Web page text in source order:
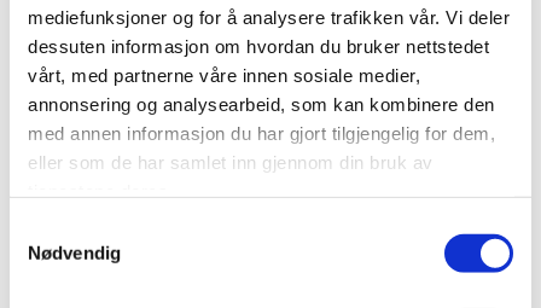
mediefunksjoner og for å analysere trafikken vår. Vi deler
dessuten informasjon om hvordan du bruker nettstedet
vårt, med partnerne våre innen sosiale medier,
annonsering og analysearbeid, som kan kombinere den
med annen informasjon du har gjort tilgjengelig for dem,
eller som de har samlet inn gjennom din bruk av
Nødvendig